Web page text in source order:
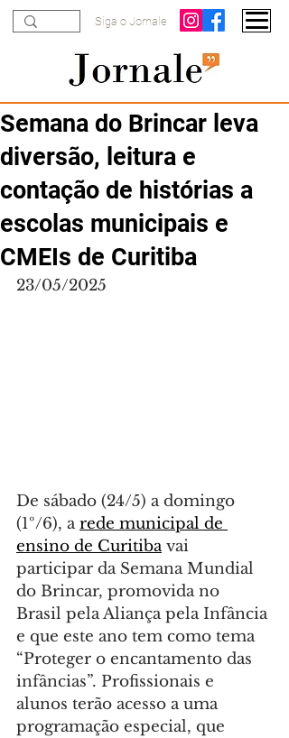
Siga o Jornale
Semana do Brincar leva
diversão, leitura e
contação de histórias a
escolas municipais e
CMEIs de Curitiba
23/05/2025
De sábado (24/5) a domingo
(1º/6), a rede municipal de
ensino de Curitiba vai
participar da Semana Mundial
do Brincar, promovida no
Brasil pela Aliança pela Infância
e que este ano tem como tema
“Proteger o encantamento das
infâncias”. Profissionais e
alunos terão acesso a uma
programação especial, que